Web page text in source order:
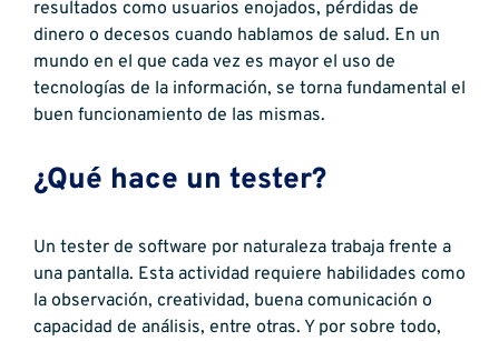
resultados como usuarios enojados, pérdidas de
dinero o decesos cuando hablamos de salud. En un
mundo en el que cada vez es mayor el uso de
tecnologías de la información, se torna fundamental el
buen funcionamiento de las mismas.
¿Qué hace un tester?
Un tester de software por naturaleza trabaja frente a
una pantalla. Esta actividad requiere habilidades como
la observación, creatividad, buena comunicación o
capacidad de análisis, entre otras. Y por sobre todo,